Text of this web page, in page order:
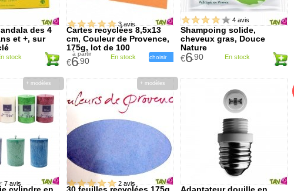
des 4
et +, sur
stock
Cartes recyclées 8,5x13
cm, Couleur de Provence,
175g, lot de 100
à partir
€6.90 En stock choisir
3 avis
Shampoing solide,
cheveux gras, Douce
Nature
€6.90 En stock
4 avis
+ modèles
7 avis
+ modèles
2 avis